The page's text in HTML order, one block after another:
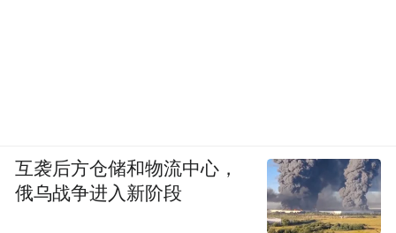
互袭后方仓储和物流中心，
俄乌战争进入新阶段